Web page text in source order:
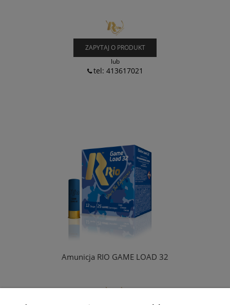
ZAPYTAJ O PRODUKT
lub
tel: 413617021
Amunicja RIO GAME LOAD 32